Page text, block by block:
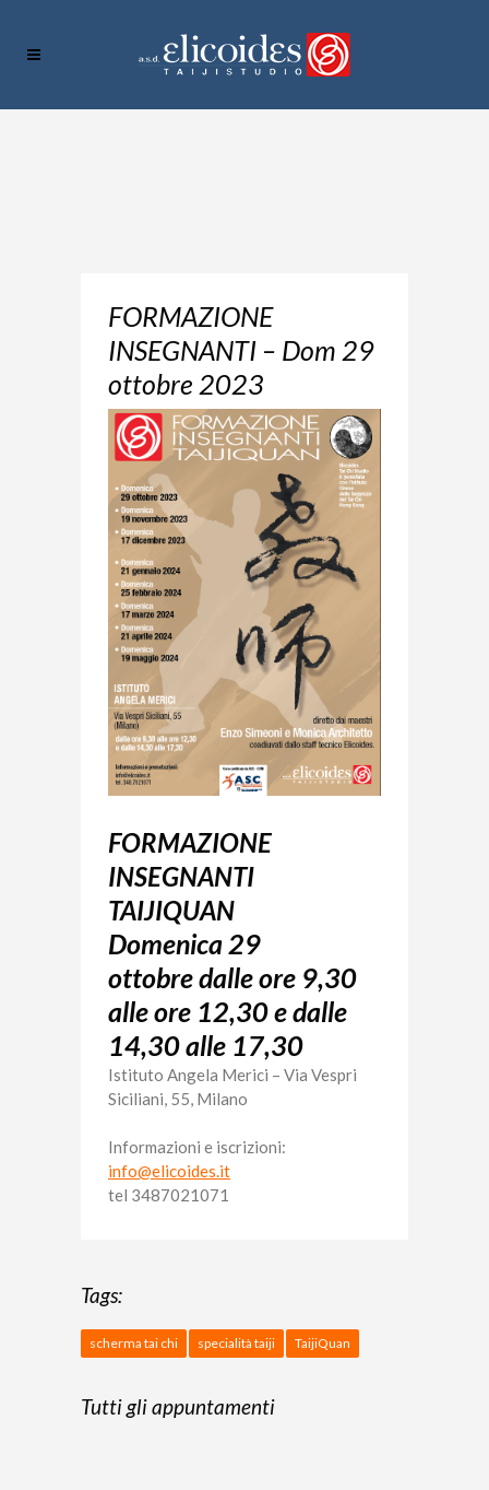
FORMAZIONE
INSEGNANTI – Dom 29
ottobre 2023
FORMAZIONE
INSEGNANTI
TAIJIQUAN
Domenica 29
ottobredalle ore 9,30
alle ore 12,30 e dalle
14,30 alle 17,30
Istituto Angela Merici – Via Vespri
Siciliani, 55, Milano
Informazioni e iscrizioni:
info@elicoides.it
tel 3487021071
Tags:
scherma tai chi specialità taiji TaijiQuan
Tutti gli appuntamenti